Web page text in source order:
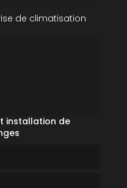
de climatisation
installation de